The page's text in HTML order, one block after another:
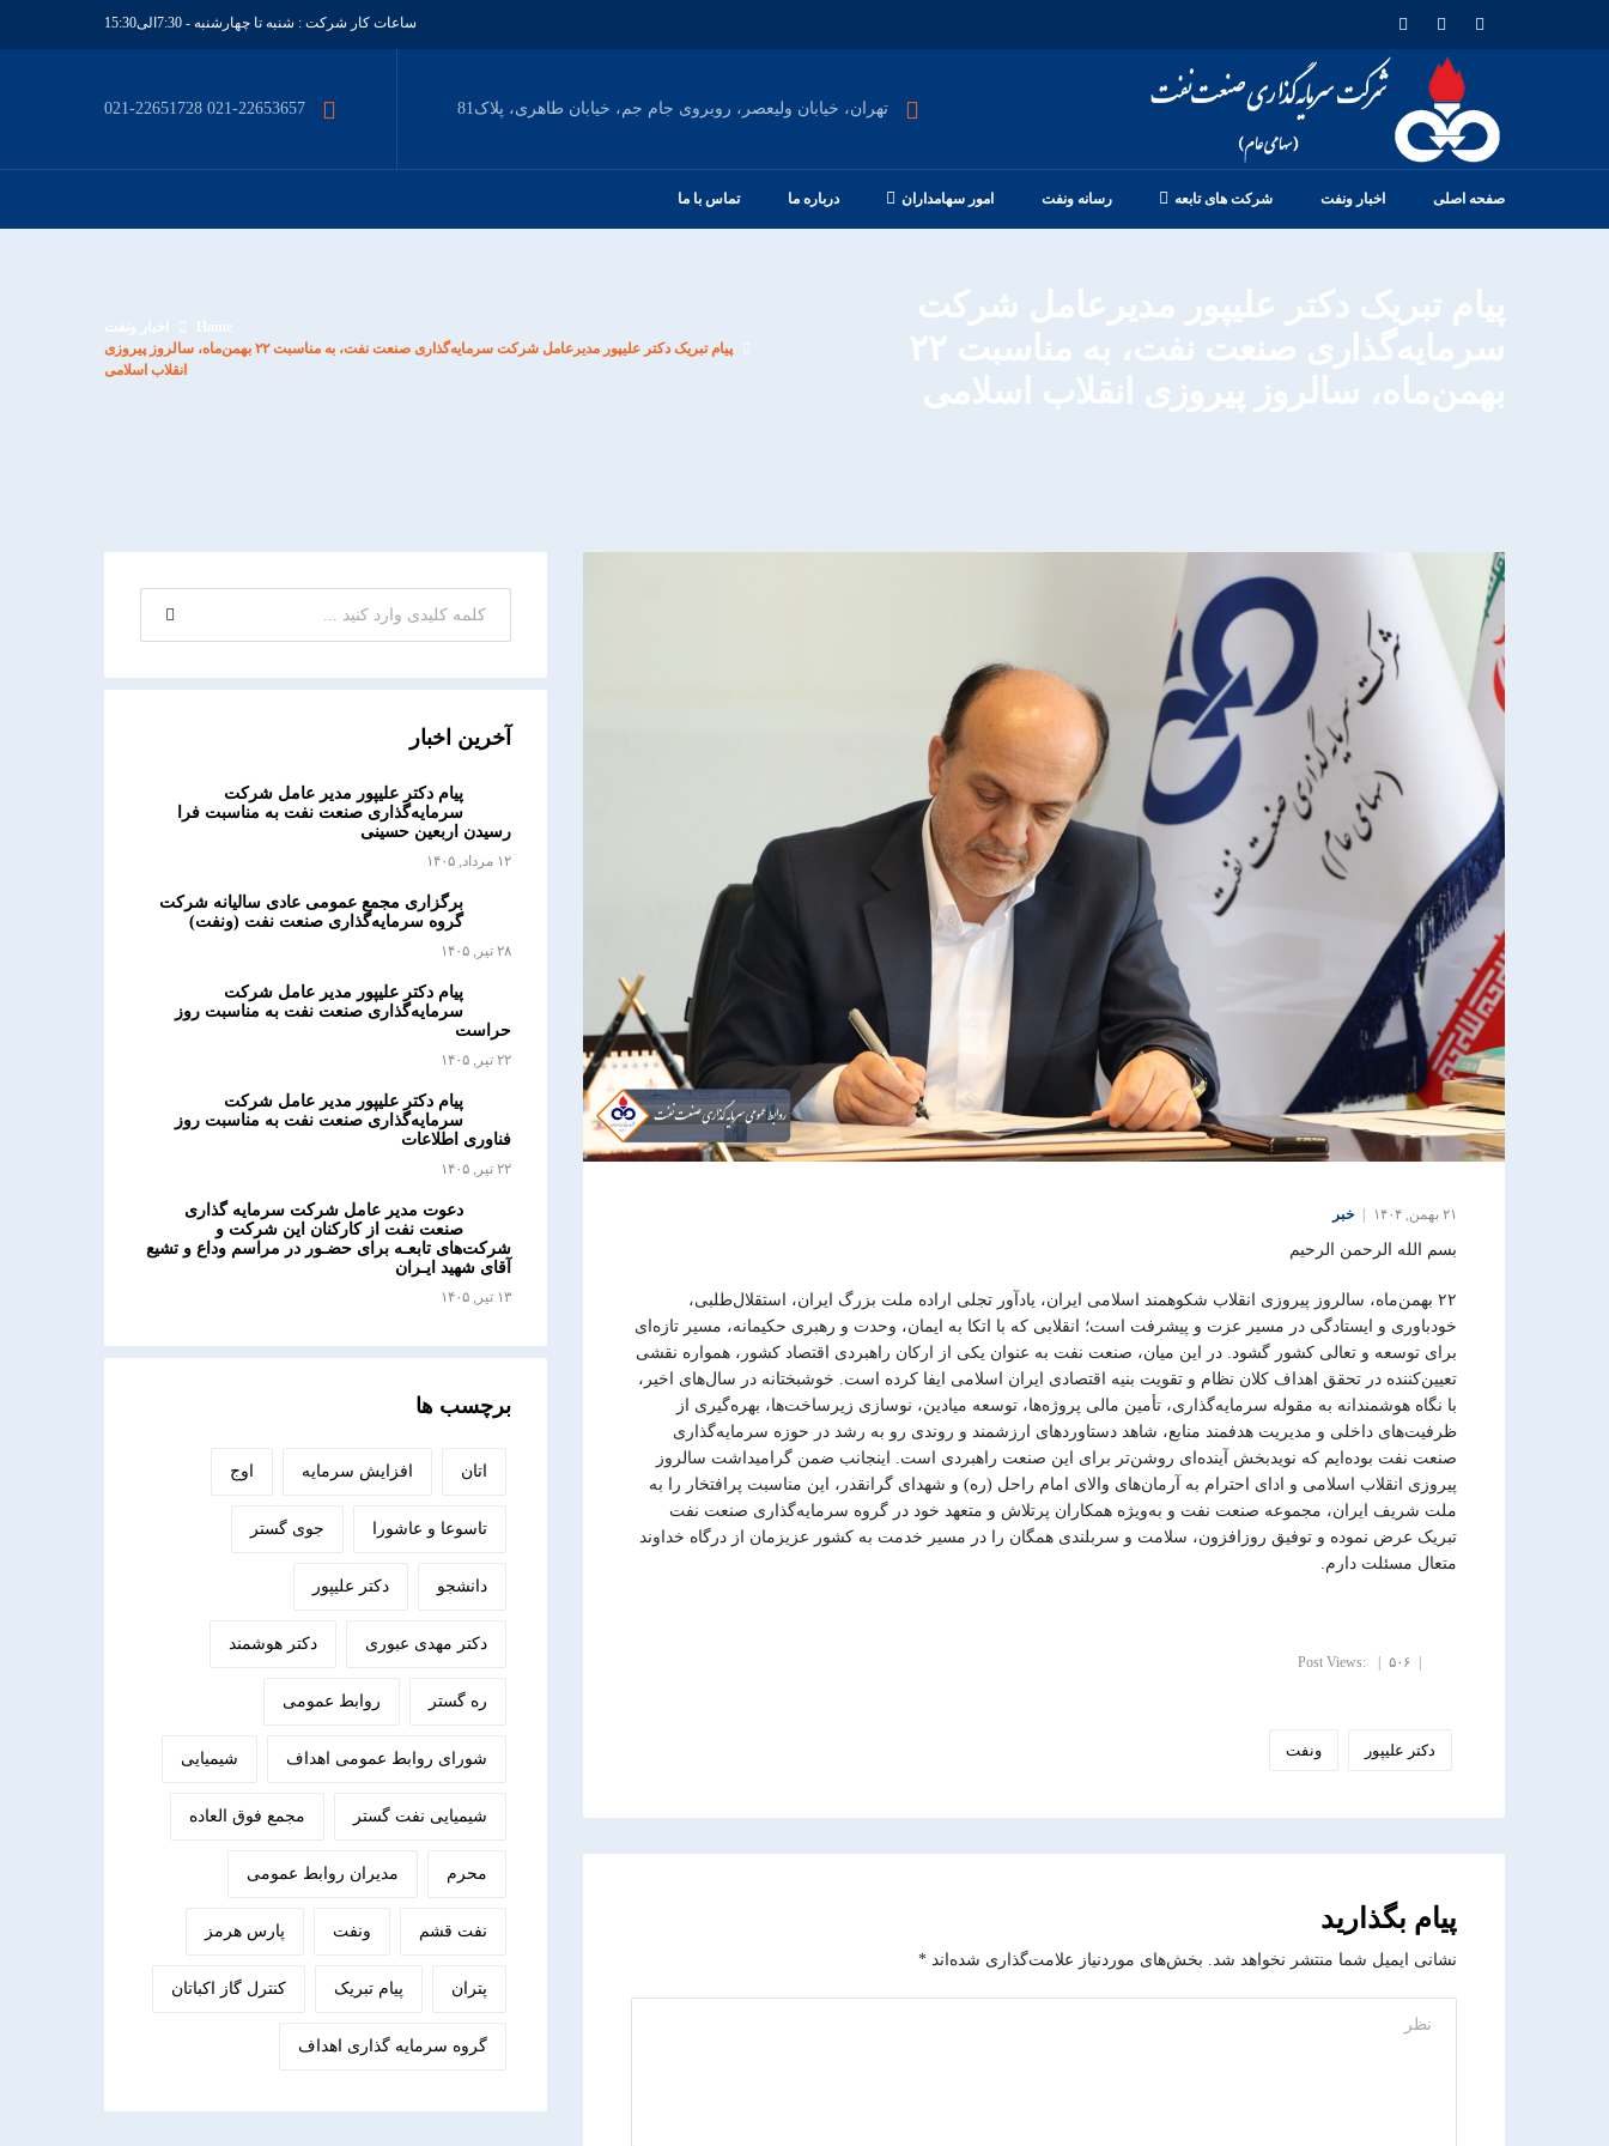
ساعات کار شرکت : شنبه تا چهارشنبه - 7:30الی15:30
تهران، خیابان ولیعصر، روبروی جام جم، خیابان طاهری، پلاک81
صفحه اصلی اخبار ونفت شرکت های تابعه رسانه ونفت امور سهامداران درباره ما تماس با ما
پیام تبریک دکتر علیپور مدیرعامل شرکت
سرمایه‌گذاری صنعت نفت، به مناسبت ۲۲
بهمن‌ماه، سالروز پیروزی انقلاب اسلامی
Home
اخبار ونفت
پیام تبریک دکتر علیپور مدیرعامل شرکت سرمایه‌گذاری صنعت نفت، به مناسبت ۲۲ بهمن‌ماه، سالروز پیروزی
انقلاب اسلامی
۲۱ بهمن, ۱۴۰۴ خبر
بسم الله الرحمن الرحیم
۲۲ بهمن‌ماه، سالروز پیروزی انقلاب شکوهمند اسلامی ایران، یادآور تجلی اراده ملت بزرگ ایران، استقلال‌طلبی،
خودباوری و ایستادگی در مسیر عزت و پیشرفت است؛ انقلابی که با اتکا به ایمان، وحدت و رهبری حکیمانه، مسیر تازه‌ای
برای توسعه و تعالی کشور گشود. در این میان، صنعت نفت به عنوان یکی از ارکان راهبردی اقتصاد کشور، همواره نقشی
تعیین‌کننده در تحقق اهداف کلان نظام و تقویت بنیه اقتصادی ایران اسلامی ایفا کرده است. خوشبختانه در سال‌های اخیر،
با نگاه هوشمندانه به مقوله سرمایه‌گذاری، تأمین مالی پروژه‌ها، توسعه میادین، نوسازی زیرساخت‌ها، بهره‌گیری از
ظرفیت‌های داخلی و مدیریت هدفمند منابع، شاهد دستاوردهای ارزشمند و روندی رو به رشد در حوزه سرمایه‌گذاری
صنعت نفت بوده‌ایم که نویدبخش آینده‌ای روشن‌تر برای این صنعت راهبردی است.
اینجانب ضمن گرامیداشت سالروز
پیروزی انقلاب اسلامی و ادای احترام به آرمان‌های والای امام راحل (ره) و شهدای گرانقدر، این مناسبت پرافتخار را به
ملت شریف ایران، مجموعه صنعت نفت و به‌ویژه همکاران پرتلاش و متعهد خود در گروه سرمایه‌گذاری صنعت نفت
تبریک عرض نموده و توفیق روزافزون، سلامت و سربلندی همگان را در مسیر خدمت به کشور عزیزمان از درگاه خداوند
متعال مسئلت دارم.
Post Views: ۵۰۶
دکتر علیپور ونفت
پیام بگذارید
نشانی ایمیل شما منتشر نخواهد شد. بخش‌های موردنیاز علامت‌گذاری شده‌اند *
آخرین اخبار
پیام دکتر علیپور مدیر عامل شرکت
سرمایه‌گذاری صنعت نفت به مناسبت فرا
رسیدن اربعین حسینی
۱۲ مرداد, ۱۴۰۵
برگزاری مجمع عمومی عادی سالیانه شرکت
گروه سرمایه‌گذاری صنعت نفت (ونفت)
۲۸ تیر, ۱۴۰۵
پیام دکتر علیپور مدیر عامل شرکت
سرمایه‌گذاری صنعت نفت به مناسبت روز
حراست
۲۲ تیر, ۱۴۰۵
پیام دکتر علیپور مدیر عامل شرکت
سرمایه‌گذاری صنعت نفت به مناسبت روز
فناوری اطلاعات
۲۲ تیر, ۱۴۰۵
دعوت مدیر عامل شرکت سرمایه گذاری
صنعت نفت از کارکنان این شرکت و
شرکت‌های تابعـه برای حضـور در مراسم وداع و تشیع
آقای شهید ایـران
۱۳ تیر, ۱۴۰۵
برچسب ها
اتان افزایش سرمایه اوج
تاسوعا و عاشورا جوی گستر
دانشجو دکتر علیپور
دکتر مهدی عبوری دکتر هوشمند
ره گستر روابط عمومی
شورای روابط عمومی اهداف شیمیایی
شیمیایی نفت گستر مجمع فوق العاده
محرم مدیران روابط عمومی
نفت قشم ونفت پارس هرمز
پتران پیام تبریک کنترل گاز اکباتان
گروه سرمایه گذاری اهداف